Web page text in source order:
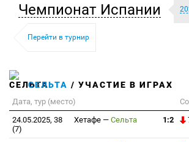
Чемпионат Испании
Перейти в турнир
СЕЛЬТА / УЧАСТИЕ В ИГРАХ
Дата, тур (место)
24.05.2025, 38
(7)
Хетафе — Сельта 1:2